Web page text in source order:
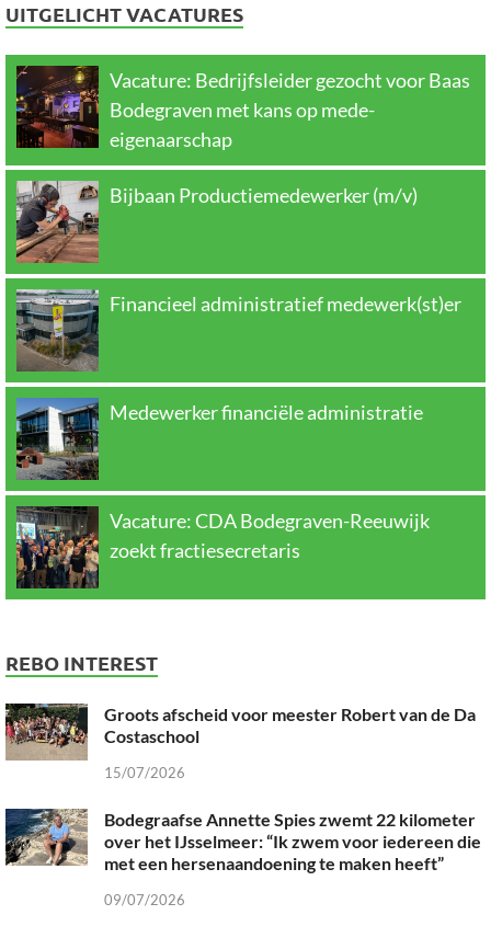
UITGELICHT VACATURES
Vacature: Bedrijfsleider gezocht voor Baas
Bodegraven met kans op mede-
eigenaarschap
Bijbaan Productiemedewerker (m/v)
Financieel administratief medewerk(st)er
Medewerker financiële administratie
Vacature: CDA Bodegraven-Reeuwijk
zoekt fractiesecretaris
REBO INTEREST
Groots afscheid voor meester Robert van de Da
Costaschool
15/07/2026
Bodegraafse Annette Spies zwemt 22 kilometer
over het IJsselmeer: “Ik zwem voor iedereen die
met een hersenaandoening te maken heeft”
09/07/2026